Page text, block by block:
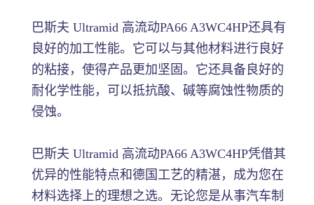
巴斯夫 Ultramid 高流动PA66 A3WC4HP还具有
良好的加工性能。它可以与其他材料进行良好
的粘接，使得产品更加坚固。它还具备良好的
耐化学性能，可以抵抗酸、碱等腐蚀性物质的
侵蚀。
巴斯夫 Ultramid 高流动PA66 A3WC4HP凭借其
优异的性能特点和德国工艺的精湛，成为您在
材料选择上的理想之选。无论您是从事汽车制